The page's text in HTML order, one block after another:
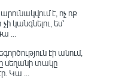
է, ոչ ոք
կանգնելու, ես՝
...
էի անում,
սեղանի տակը
Կա ...